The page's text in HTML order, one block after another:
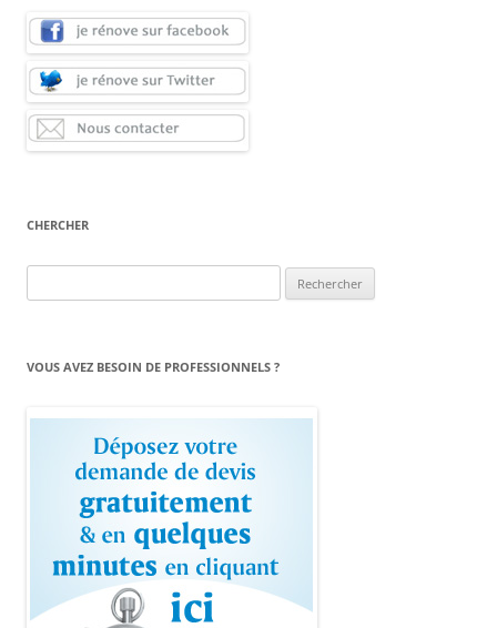
CHERCHER
VOUS AVEZ BESOIN DE PROFESSIONNELS ?